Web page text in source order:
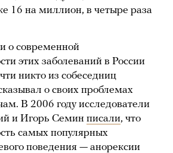
16 на миллион, в четыре раза
о современной
этих заболеваний в России
никто из собеседниц
о своих проблемах
В 2006 году исследователи
и Игорь Семин писали, что
самых популярных
поведения — анорексии